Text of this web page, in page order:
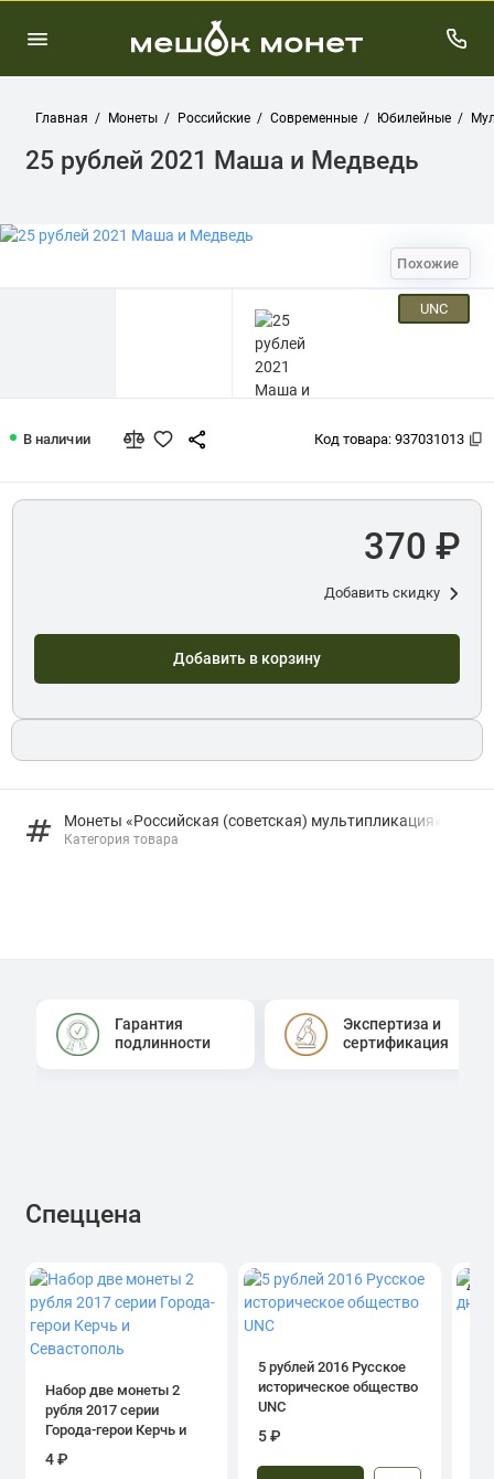
Главная Монеты Российские Современные Юбилейные
25 рублей 2021 Маша и Медведь
Похожие
UNC
В наличии Код товара: 937031013
Монеты «Российская (советская) мультипликация»
Категория товара
370 ₽
Добавить скидку
Добавить в корзину
Гарантия
подлинности
Экспертиза и
сертификация
Спеццена
Набор две монеты 2
рубля 2017 серии
Города-герои Керчь и
4 ₽
5 рублей 2016 Русское
историческое общество
UNC
5 ₽
4.0